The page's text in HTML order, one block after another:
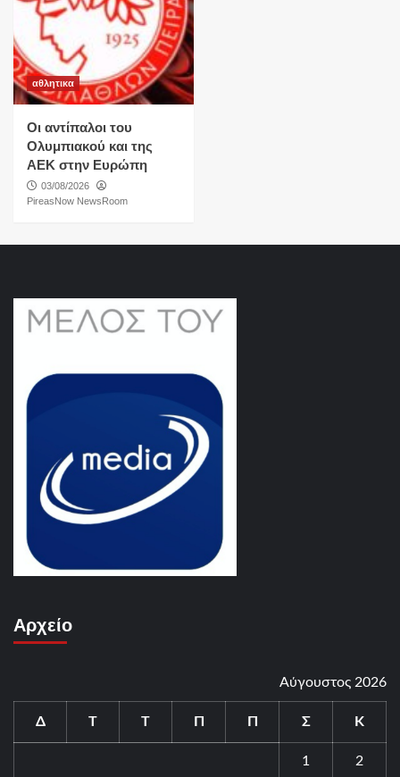
αθλητικα
Οι αντίπαλοι του
Ολυμπιακού και της
ΑΕΚ στην Ευρώπη
03/08/2026
PireasNow NewsRoom
Αρχείο
Αύγουστος 2026
Δ Τ Τ Π Π Σ Κ
1 2